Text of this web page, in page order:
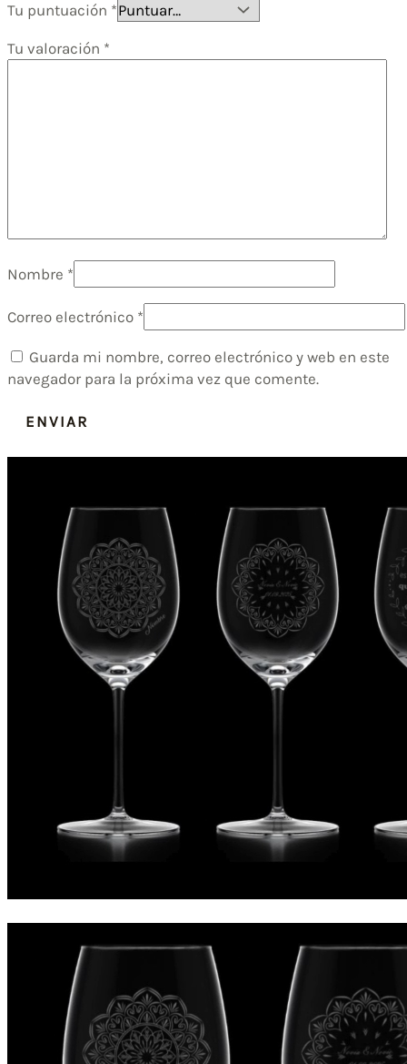
Tu puntuación *
Tu valoración *
Nombre *
Correo electrónico *
Guarda mi nombre, correo electrónico y web en este
navegador para la próxima vez que comente.